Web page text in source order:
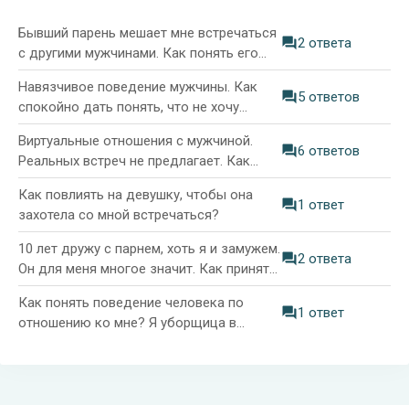
Бывший парень мешает мне встречаться
с другими мужчинами. Как понять его
поведение?
2 ответа
Навязчивое поведение мужчины. Как
спокойно дать понять, что не хочу
общения с ним?
5 ответов
Виртуальные отношения с мужчиной.
Реальных встреч не предлагает. Как
понять, что он хочет?
6 ответов
Как повлиять на девушку, чтобы она
захотела со мной встречаться?
1 ответ
10 лет дружу с парнем, хоть я и замужем.
Он для меня многое значит. Как принять
верное решение?
2 ответа
Как понять поведение человека по
отношению ко мне? Я уборщица в
1 ответ